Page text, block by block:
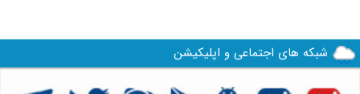
شبکه های اجتماعی و اپلیکیشن